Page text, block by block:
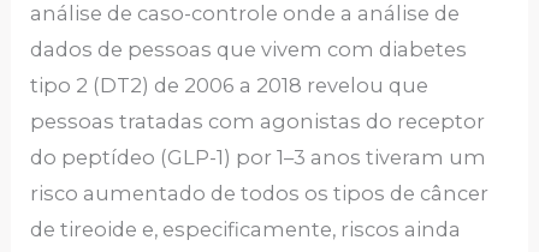
análise de caso-controle onde a análise de
dados de pessoas que vivem com diabetes
tipo 2 (DT2) de 2006 a 2018 revelou que
pessoas tratadas com agonistas do receptor
do peptídeo (GLP-1) por 1–3 anos tiveram um
risco aumentado de todos os tipos de câncer
de tireoide e, especificamente, riscos ainda